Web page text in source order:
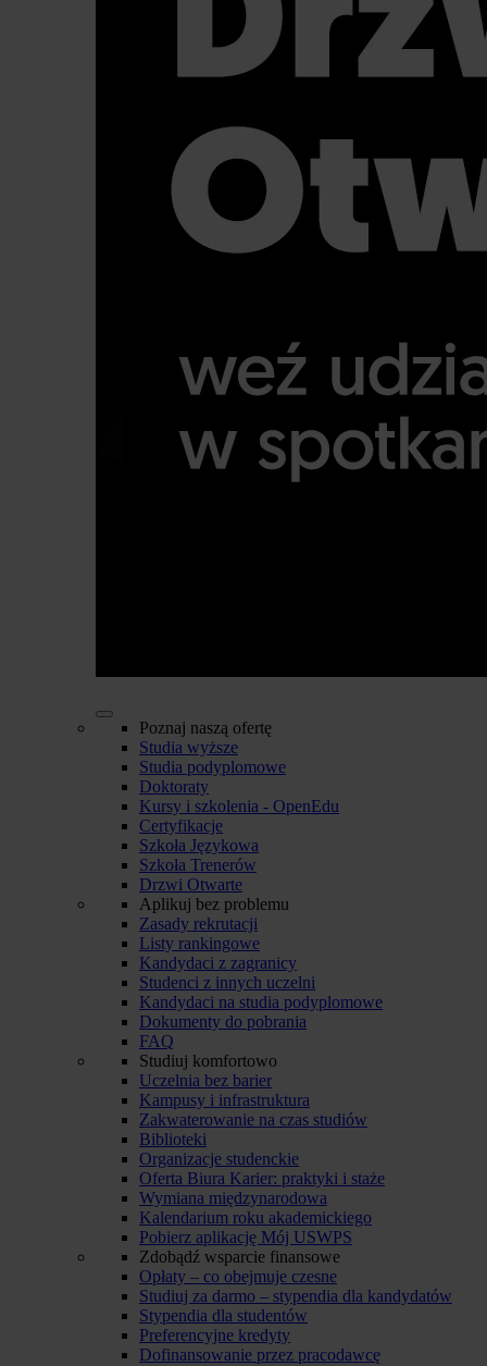
Poznaj naszą ofertę
Studia wyższe
Studia podyplomowe
Doktoraty
Kursy i szkolenia - OpenEdu
Certyfikacje
Szkoła Językowa
Szkoła Trenerów
Drzwi Otwarte
Aplikuj bez problemu
Zasady rekrutacji
Listy rankingowe
Kandydaci z zagranicy
Studenci z innych uczelni
Kandydaci na studia podyplomowe
Dokumenty do pobrania
FAQ
Studiuj komfortowo
Uczelnia bez barier
Kampusy i infrastruktura
Zakwaterowanie na czas studiów
Biblioteki
Organizacje studenckie
Oferta Biura Karier: praktyki i staże
Wymiana międzynarodowa
Kalendarium roku akademickiego
Pobierz aplikację Mój USWPS
Zdobądź wsparcie finansowe
Opłaty – co obejmuje czesne
Studiuj za darmo – stypendia dla kandydatów
Stypendia dla studentów
Preferencyjne kredyty
Dofinansowanie przez pracodawcę